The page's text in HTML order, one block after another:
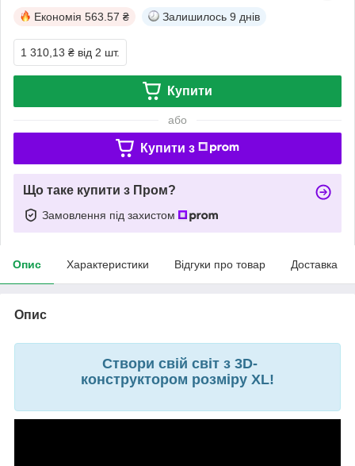
Економія 563.57 ₴ Залишилось 9 днів
1 310,13 ₴ від 2 шт.
Купити
або
Купити з
Що таке купити з Пром?
Замовлення під захистом
Опис Характеристики Відгуки про товар Доставка
Опис
Створи свій світ з 3D-
конструктором розміру XL!